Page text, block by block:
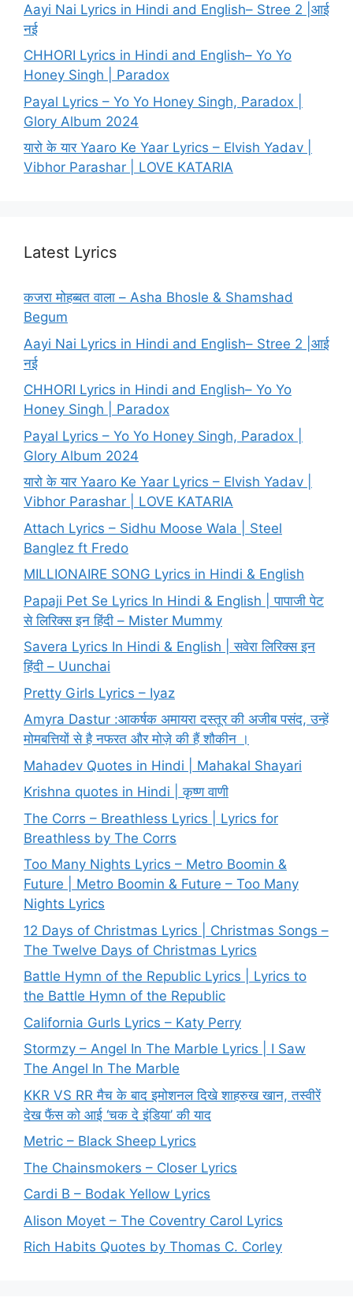
Aayi Nai Lyrics in Hindi and English– Stree 2 |आई
नई
CHHORI Lyrics in Hindi and English– Yo Yo
Honey Singh | Paradox
Payal Lyrics – Yo Yo Honey Singh, Paradox |
Glory Album 2024
यारो के यार Yaaro Ke Yaar Lyrics – Elvish Yadav |
Vibhor Parashar | LOVE KATARIA
Latest Lyrics
कजरा मोहब्बत वाला – Asha Bhosle & Shamshad
Begum
Aayi Nai Lyrics in Hindi and English– Stree 2 |आई
नई
CHHORI Lyrics in Hindi and English– Yo Yo
Honey Singh | Paradox
Payal Lyrics – Yo Yo Honey Singh, Paradox |
Glory Album 2024
यारो के यार Yaaro Ke Yaar Lyrics – Elvish Yadav |
Vibhor Parashar | LOVE KATARIA
Attach Lyrics – Sidhu Moose Wala | Steel
Banglez ft Fredo
MILLIONAIRE SONG Lyrics in Hindi & English
Papaji Pet Se Lyrics In Hindi & English | पापाजी पेट
से लिरिक्स इन हिंदी – Mister Mummy
Savera Lyrics In Hindi & English | सवेरा लिरिक्स इन
हिंदी – Uunchai
Pretty Girls Lyrics – Iyaz
Amyra Dastur :आकर्षक अमायरा दस्तूर की अजीब पसंद, उन्हें
मोमबत्तियों से है नफरत और मोज़े की हैं शौकीन ।
Mahadev Quotes in Hindi | Mahakal Shayari
Krishna quotes in Hindi | कृष्ण वाणी
The Corrs – Breathless Lyrics | Lyrics for
Breathless by The Corrs
Too Many Nights Lyrics – Metro Boomin &
Future | Metro Boomin & Future – Too Many
Nights Lyrics
12 Days of Christmas Lyrics | Christmas Songs –
The Twelve Days of Christmas Lyrics
Battle Hymn of the Republic Lyrics | Lyrics to
the Battle Hymn of the Republic
California Gurls Lyrics – Katy Perry
Stormzy – Angel In The Marble Lyrics | I Saw
The Angel In The Marble
KKR VS RR मैच के बाद इमोशनल दिखे शाहरुख खान, तस्वीरें
देख फैंस को आई ‘चक दे इंडिया’ की याद
Metric – Black Sheep Lyrics
The Chainsmokers – Closer Lyrics
Cardi B – Bodak Yellow Lyrics
Alison Moyet – The Coventry Carol Lyrics
Rich Habits Quotes by Thomas C. Corley